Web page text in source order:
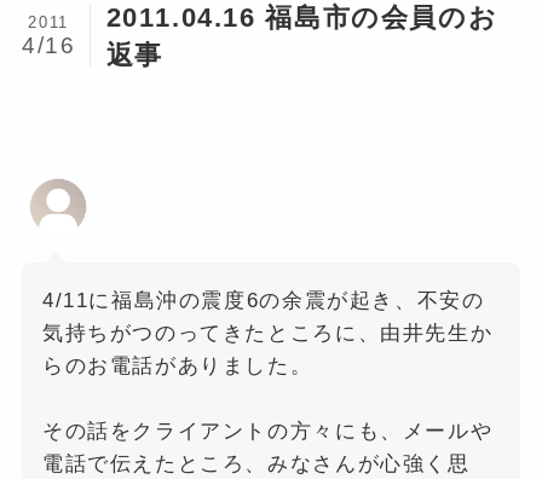
2011.04.16 福島市の会員のお
返事
2011
4/16
4/11に福島沖の震度6の余震が起き、不安の
気持ちがつのってきたところに、由井先生か
らのお電話がありました。
その話をクライアントの方々にも、メールや
電話で伝えたところ、みなさんが心強く思